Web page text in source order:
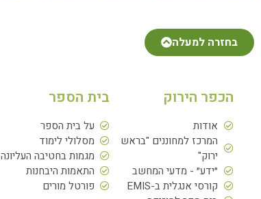
בחזרה למעלה
הכפר הירוק
אודות
המרכז למחוננים "בראש
ירוק"
״ידע״ - מדעי המחשב
קורסי אנגלית ב-EMIS
בית הספר
על בית הספר
מסלולי לימוד
מגמות בחטיבה העליונה
התאמות היבחנות
פורטל מורים